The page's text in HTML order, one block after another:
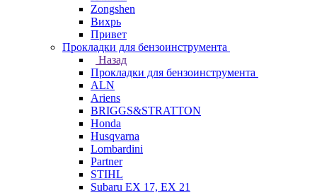
Zongshen
Вихрь
Привет
Прокладки для бензоинструмента
Назад
Прокладки для бензоинструмента
ALN
Ariens
BRIGGS&STRATTON
Honda
Husqvarna
Lombardini
Partner
STIHL
Subaru EX 17, EX 21